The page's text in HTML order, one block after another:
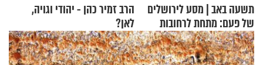
תשעה באב | מסע לירושלים
של פעם: מתחת לרחובות
ירושלים
הרב זמיר כהן - יהודי וגויה,
לאן?